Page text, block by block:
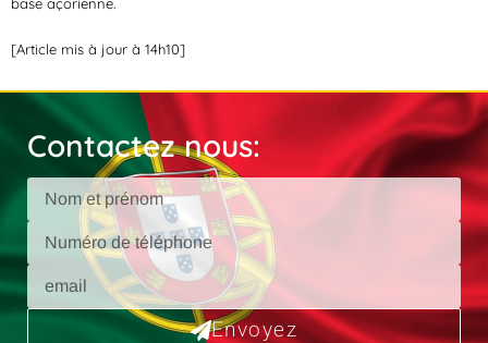
base açorienne.
[Article mis à jour à 14h10]
Contactez nous:
Envoyez